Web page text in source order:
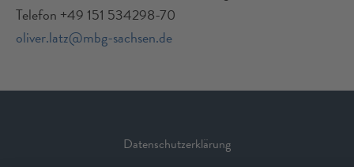
Telefon +49 151 534298-70
oliver.latz@mbg-sachsen.de
Datenschutzerklärung